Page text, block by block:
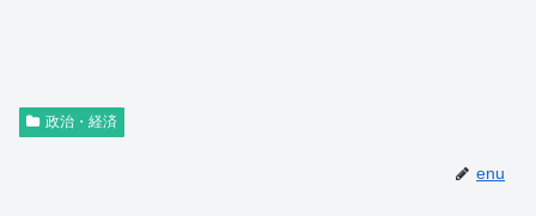
政治・経済
enu